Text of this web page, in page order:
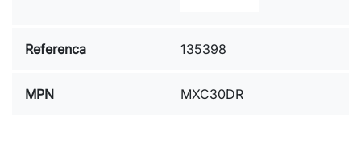
Referenca 135398
MPN MXC30DR